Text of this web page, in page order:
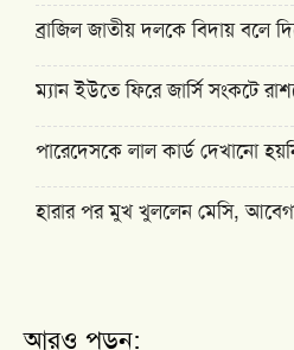
ব্রাজিল জাতীয় দলকে বিদায় বলে
ম্যান ইউতে ফিরে জার্সি সংকটে
পারেদেসকে লাল কার্ড দেখানো
হারার পর মুখ খুললেন মেসি,
আরও পড়ুন: